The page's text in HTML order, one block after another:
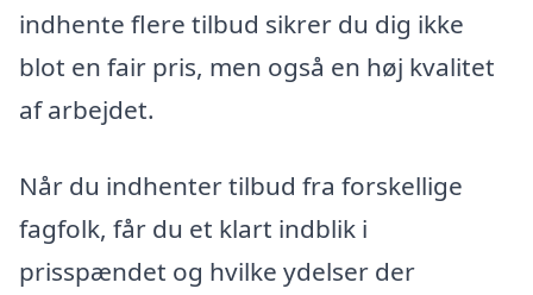
indhente flere tilbud sikrer du dig ikke
blot en fair pris, men også en høj kvalitet
af arbejdet.
Når du indhenter tilbud fra forskellige
fagfolk, får du et klart indblik i
prisspændet og hvilke ydelser der